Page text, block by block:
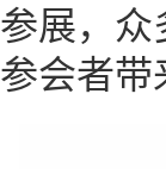
参展，众
参会者带